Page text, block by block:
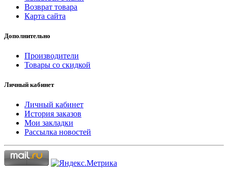
Возврат товара
Карта сайта
Дополнительно
Производители
Товары со скидкой
Личный кабинет
Личный кабинет
История заказов
Мои закладки
Рассылка новостей